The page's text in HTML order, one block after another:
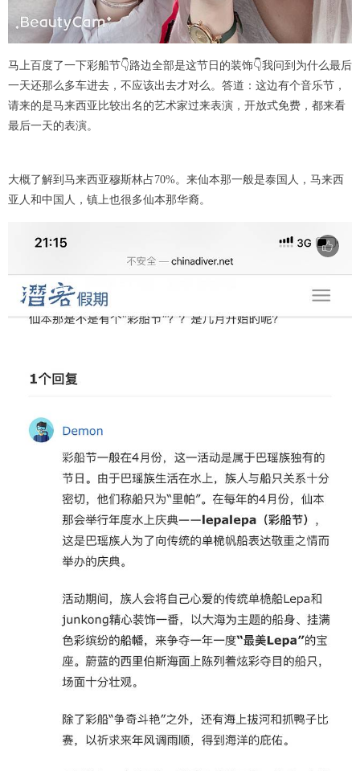
马上百度了一下彩船节👇路边全部是这节日的装饰👇我问到为什么最后
一天还那么多车进去，不应该出去才对么。答道：这边有个音乐节，
请来的是马来西亚比较出名的艺术家过来表演，开放式免费，都来看
最后一天的表演。
大概了解到马来西亚穆斯林占70%。来仙本那一般是泰国人，马来西
亚人和中国人，镇上也很多仙本那华裔。